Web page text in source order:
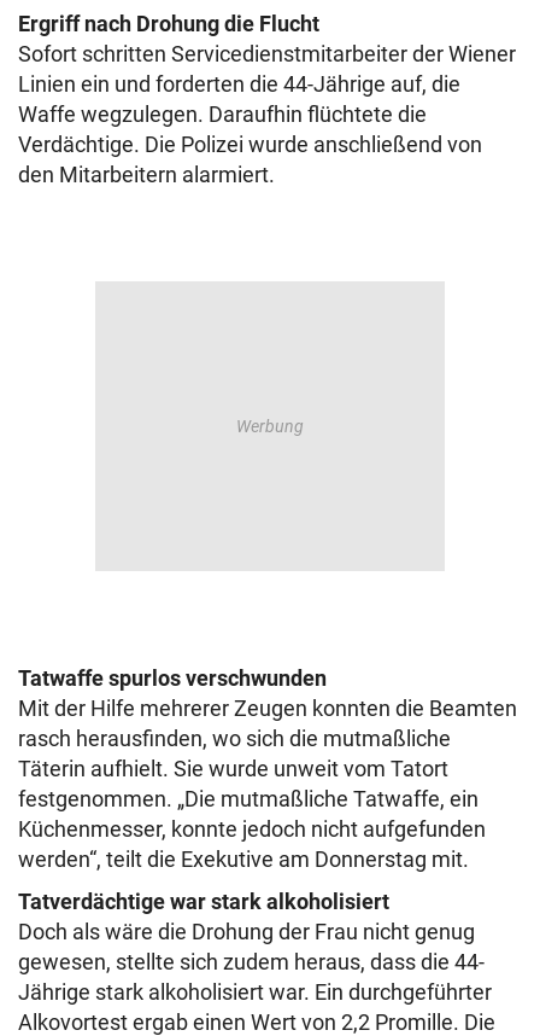
Ergriff nach Drohung die Flucht
Sofort schritten Servicedienstmitarbeiter der Wiener
Linien ein und forderten die 44-Jährige auf, die
Waffe wegzulegen. Daraufhin flüchtete die
Verdächtige. Die Polizei wurde anschließend von
den Mitarbeitern alarmiert.
Tatwaffe spurlos verschwunden
Mit der Hilfe mehrerer Zeugen konnten die Beamten
rasch herausfinden, wo sich die mutmaßliche
Täterin aufhielt. Sie wurde unweit vom Tatort
festgenommen. „Die mutmaßliche Tatwaffe, ein
Küchenmesser, konnte jedoch nicht aufgefunden
werden“, teilt die Exekutive am Donnerstag mit.
Tatverdächtige war stark alkoholisiert
Doch als wäre die Drohung der Frau nicht genug
gewesen, stellte sich zudem heraus, dass die 44-
Jährige stark alkoholisiert war. Ein durchgeführter
Alkovortest ergab einen Wert von 2,2 Promille. Die